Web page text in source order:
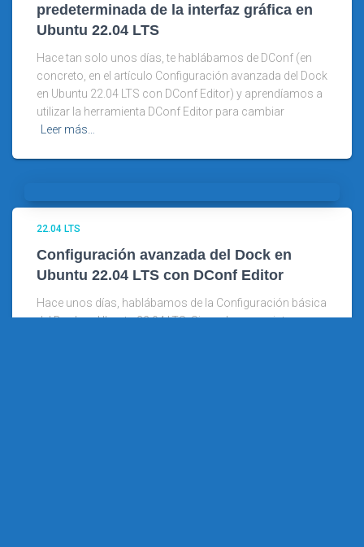
predeterminada de la interfaz gráfica en
Ubuntu 22.04 LTS
Hace tan solo unos días, te hablábamos de DConf (en
concreto, en el artículo Configuración avanzada del Dock
en Ubuntu 22.04 LTS con DConf Editor) y aprendíamos a
utilizar la herramienta DConf Editor para cambiar
Leer más…
22.04 LTS
Configuración avanzada del Dock en
Ubuntu 22.04 LTS con DConf Editor
Hace unos días, hablábamos de la Configuración básica
del Dock en Ubuntu 22.04 LTS. Sin embargo, existen